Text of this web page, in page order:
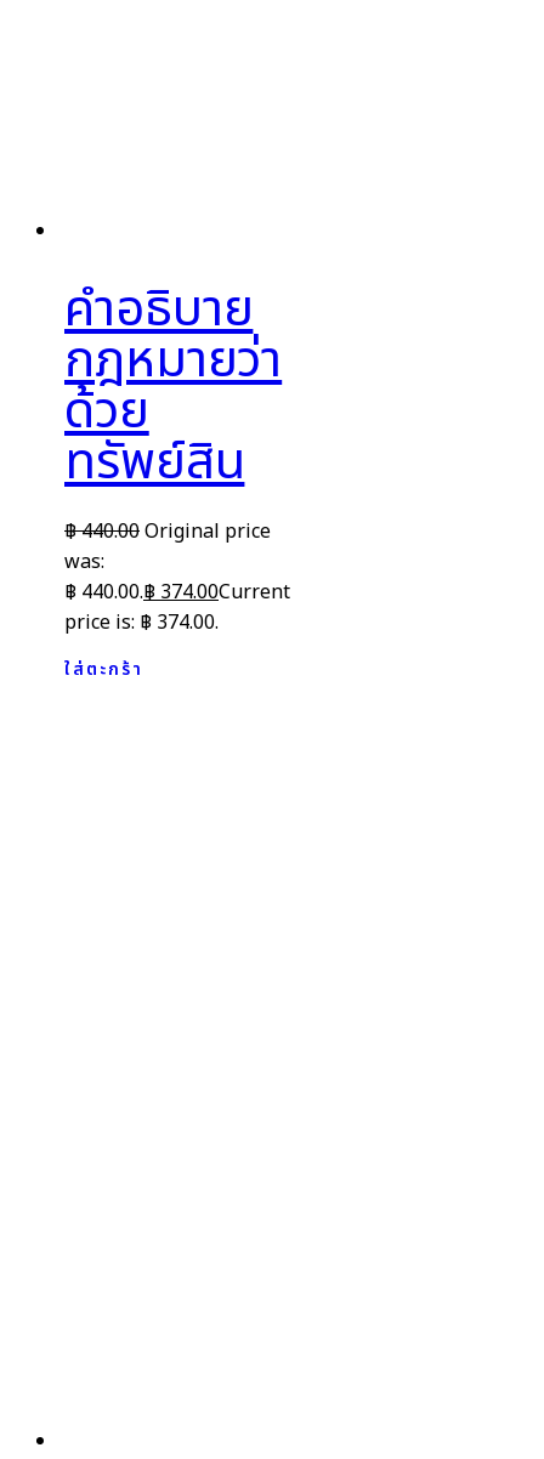
คำอธิบาย
กฎหมายว่า
ด้วย
ทรัพย์สิน
฿440.00Original price
was:
฿ 440.00.฿374.00Current
price is: ฿ 374.00.
ใส่ตะกร้า